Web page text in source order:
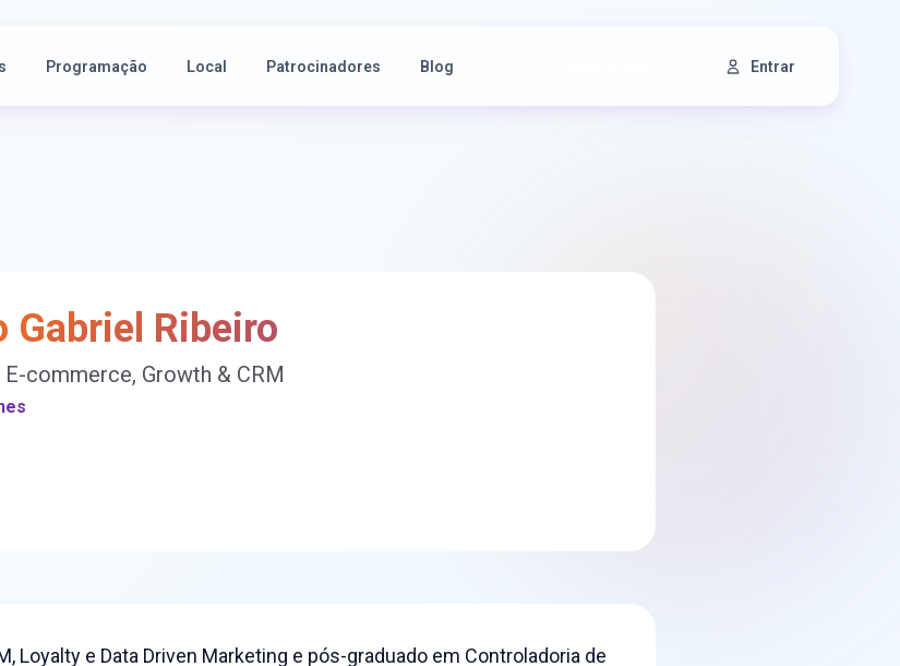
Programação Local Patrocinadores Blog Entrar
Gabriel Ribeiro
commerce, Growth & CRM
Loyalty e Data Driven Marketing e pós-graduado em Controladoria de